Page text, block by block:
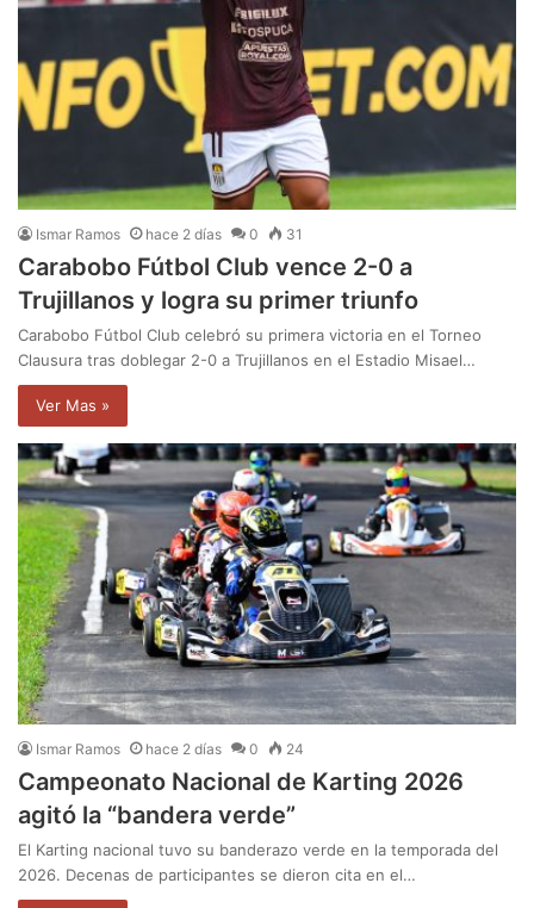
Ismar Ramos hace 2 días 0 31
Carabobo Fútbol Club vence 2-0 a
Trujillanos y logra su primer triunfo
Carabobo Fútbol Club celebró su primera victoria en el Torneo
Clausura tras doblegar 2-0 a Trujillanos en el Estadio Misael…
Ver Mas »
Ismar Ramos hace 2 días 0 24
Campeonato Nacional de Karting 2026
agitó la “bandera verde”
El Karting nacional tuvo su banderazo verde en la temporada del
2026. Decenas de participantes se dieron cita en el…